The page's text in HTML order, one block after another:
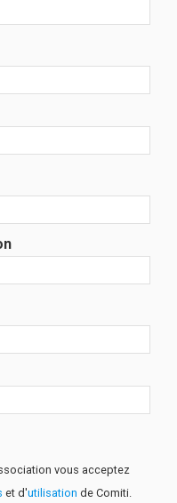
vous acceptez
et d'utilisation de Comiti.